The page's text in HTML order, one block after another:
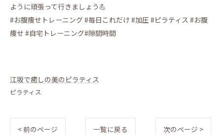
ように頑張って行きましょう💪
#お腹痩せトレーニング #毎日これだけ #加圧 #ピラティス #お腹
痩せ #自宅トレーニング#隙間時間
江坂で癒しの美のピラティス
ピラティス
< 前のページ 一覧に戻る 次のページ >